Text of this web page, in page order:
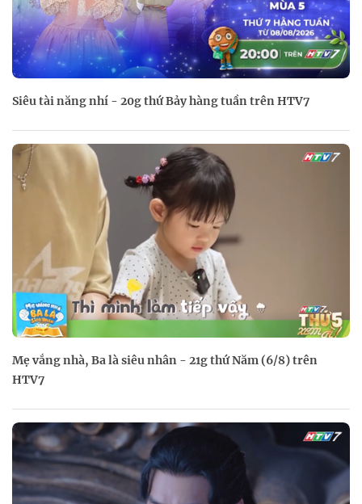
Siêu tài năng nhí - 20g thứ Bảy hàng tuần trên HTV7
Mẹ vắng nhà, Ba là siêu nhân - 21g thứ Năm (6/8) trên
HTV7